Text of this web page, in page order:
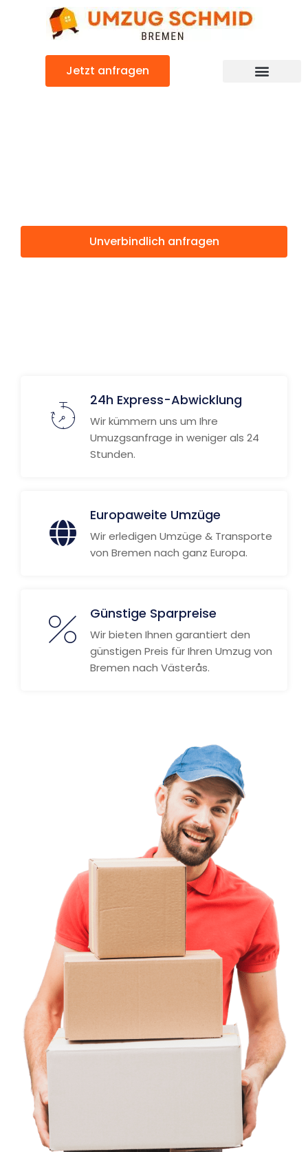
Jetzt anfragen
Unverbindlich anfragen
24h Express-Abwicklung
Wir kümmern uns um Ihre
Umuzgsanfrage in weniger als 24
Stunden.
Europaweite Umzüge
Wir erledigen Umzüge & Transporte
von Bremen nach ganz Europa.
Günstige Sparpreise
Wir bieten Ihnen garantiert den
günstigen Preis für Ihren Umzug von
Bremen nach Västerås.